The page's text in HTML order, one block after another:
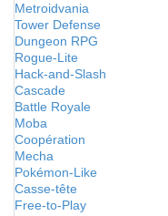
Metroidvania
Tower Defense
Dungeon RPG
Rogue-Lite
Hack-and-Slash
Cascade
Battle Royale
Moba
Coopération
Mecha
Pokémon-Like
Casse-tête
Free-to-Play